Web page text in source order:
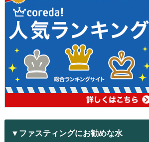
▼ファスティングにお勧めな水